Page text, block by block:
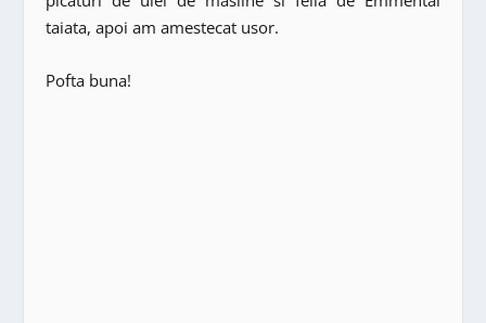
taiata, apoi am amestecat usor.
Pofta buna!